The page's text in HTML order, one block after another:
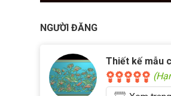
NGƯỜI ĐĂNG
Thiết kế mẫu